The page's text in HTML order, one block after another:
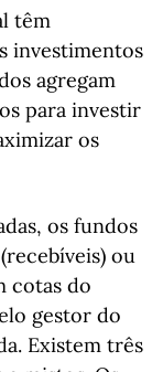
têm
investimentos
agregam
para investir
os
os fundos
ou
cotas do
gestor do
Existem três